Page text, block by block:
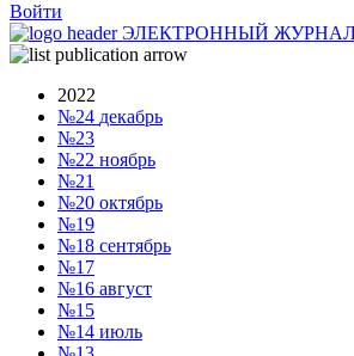
Войти
ЭЛЕКТРОННЫЙ
2022
№24 декабрь
№23
№22 ноябрь
№21
№20 октябрь
№19
№18 сентябрь
№17
№16 август
№15
№14 июль